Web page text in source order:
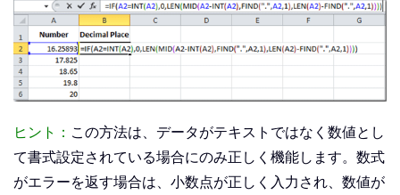
ヒント： この方法は、データがテキストではなく数値とし
て書式設定されている場合にのみ正しく機能します。数式
がエラーを返す場合は、小数点が正しく入力され、数値が